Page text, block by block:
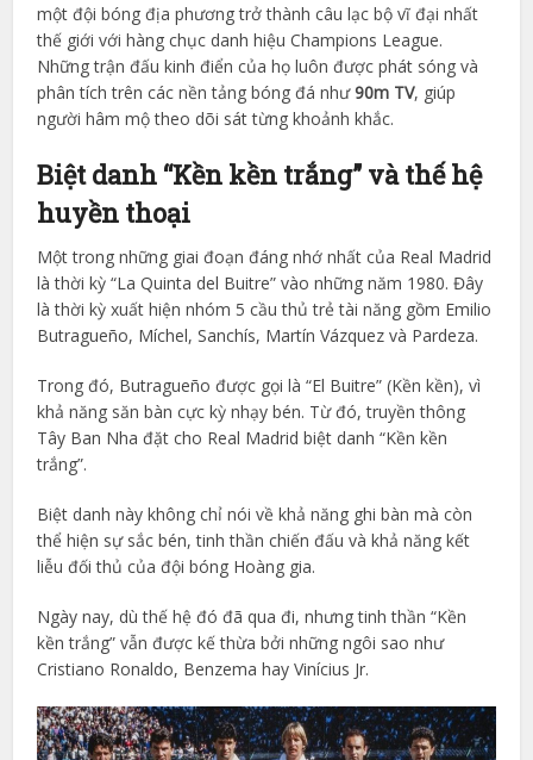
một đội bóng địa phương trở thành câu lạc bộ vĩ đại nhất
thế giới với hàng chục danh hiệu Champions League.
Những trận đấu kinh điển của họ luôn được phát sóng và
phân tích trên các nền tảng bóng đá như90m TV, giúp
người hâm mộ theo dõi sát từng khoảnh khắc.
Biệt danh “Kền kền trắng” và thế hệ
huyền thoại
Một trong những giai đoạn đáng nhớ nhất của Real Madrid
là thời kỳ “La Quinta del Buitre” vào những năm 1980. Đây
là thời kỳ xuất hiện nhóm 5 cầu thủ trẻ tài năng gồm Emilio
Butragueño, Míchel, Sanchís, Martín Vázquez và Pardeza.
Trong đó, Butragueño được gọi là “El Buitre” (Kền kền), vì
khả năng săn bàn cực kỳ nhạy bén. Từ đó, truyền thông
Tây Ban Nha đặt cho Real Madrid biệt danh “Kền kền
trắng”.
Biệt danh này không chỉ nói về khả năng ghi bàn mà còn
thể hiện sự sắc bén, tinh thần chiến đấu và khả năng kết
liễu đối thủ của đội bóng Hoàng gia.
Ngày nay, dù thế hệ đó đã qua đi, nhưng tinh thần “Kền
kền trắng” vẫn được kế thừa bởi những ngôi sao như
Cristiano Ronaldo, Benzema hay Vinícius Jr.